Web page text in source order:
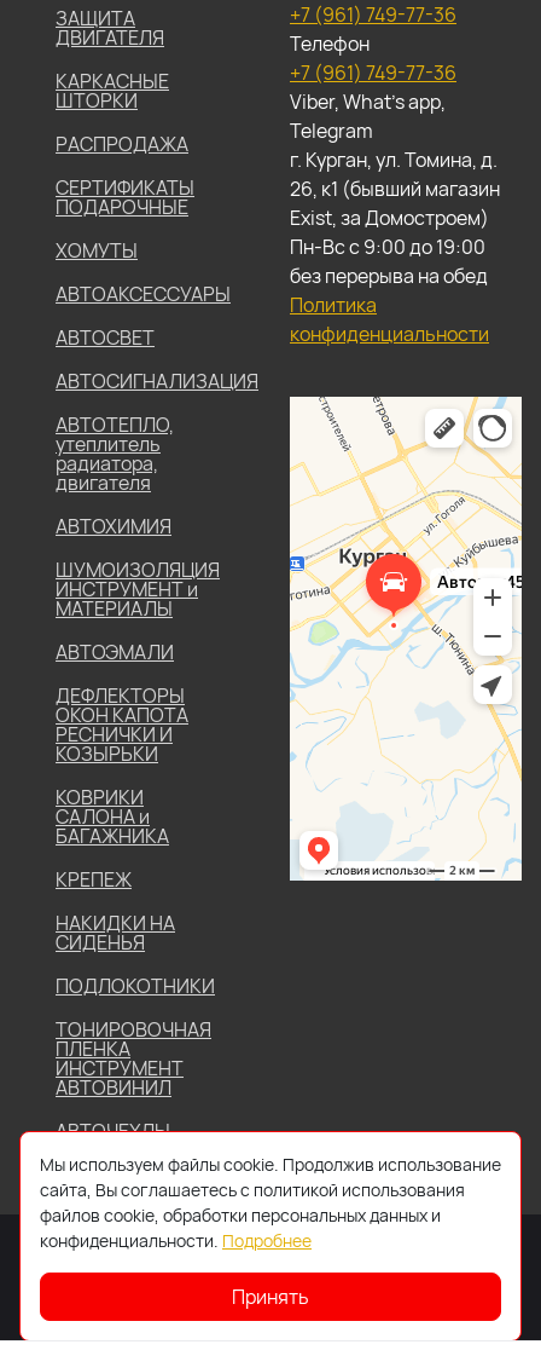
ЗАЩИТА
ДВИГАТЕЛЯ
КАРКАСНЫЕ
ШТОРКИ
РАСПРОДАЖА
СЕРТИФИКАТЫ
ПОДАРОЧНЫЕ
ХОМУТЫ
АВТОАКСЕССУАРЫ
АВТОСВЕТ
АВТОСИГНАЛИЗАЦИЯ
АВТОТЕПЛО,
утеплитель
радиатора,
двигателя
АВТОХИМИЯ
ШУМОИЗОЛЯЦИЯ
ИНСТРУМЕНТ и
МАТЕРИАЛЫ
АВТОЭМАЛИ
ДЕФЛЕКТОРЫ
ОКОН КАПОТА
РЕСНИЧКИ И
КОЗЫРЬКИ
КОВРИКИ
САЛОНА и
БАГАЖНИКА
КРЕПЕЖ
НАКИДКИ НА
СИДЕНЬЯ
ПОДЛОКОТНИКИ
ТОНИРОВОЧНАЯ
ПЛЕНКА
ИНСТРУМЕНТ
АВТОВИНИЛ
АВТОЧЕХЛЫ
+7 (961) 749-77-36
Телефон
+7 (961) 749-77-36
Viber, What's app,
Telegram
г. Курган, ул. Томина, д.
26, к1 (бывший магазин
Exist, за Домостроем)
Пн-Вс с 9:00 до 19:00
без перерыва на обед
Политика
конфиденциальности
2026 © Все права защищены. Работает наIDIGI
Мы используем файлы cookie. Продолжив использование
сайта, Вы соглашаетесь с политикой использования
файлов cookie, обработки персональных данных и
конфиденциальности. Подробнее
Принять